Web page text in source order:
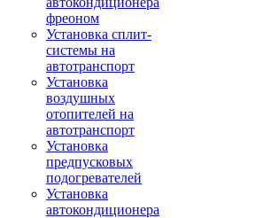
фреоном
Установка сплит-
системы на
автотранспорт
Установка
воздушных
отопителей на
автотранспорт
Установка
предпусковых
подогревателей
Установка
автокондиционера